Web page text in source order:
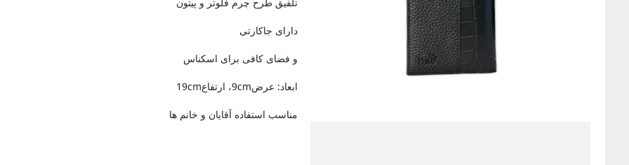
دارای جاکارتی
و فضای کافی برای اسکناس
ابعاد: عرض9cm، ارتفاع19cm
مناسب استفاده آقایان و خانم ها